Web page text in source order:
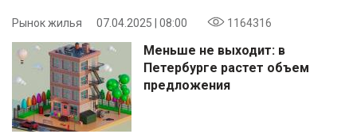
Рынок жилья 07.04.2025 | 08:00 1164316
Меньше не выходит: в
Петербурге растет объем
предложения